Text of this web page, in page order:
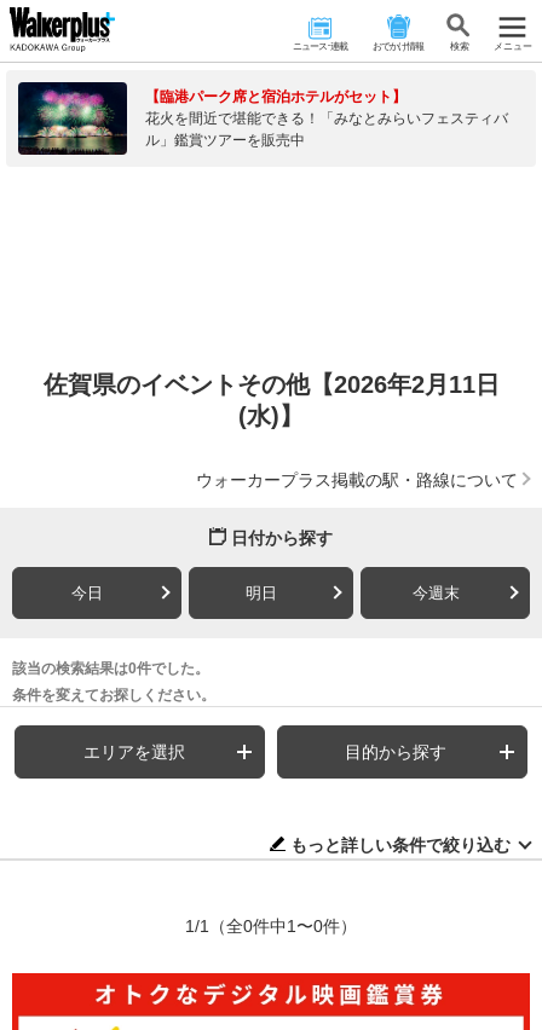
ニュース･連載 おでかけ情報 検 索 メニュー
【臨港パーク席と宿泊ホテルがセット】
花火を間近で堪能できる！「みなとみらいフェスティバ
ル」鑑賞ツアーを販売中
佐賀県のイベントその他【2026年2月11日
(水)】
ウォーカープラス掲載の駅・路線について
日付から探す
今日 明日 今週末
該当の検索結果は0件でした。
条件を変えてお探しください。
エリアを選択 目的から探す
もっと詳しい条件で絞り込む
1/1 （全0件中1〜0件）